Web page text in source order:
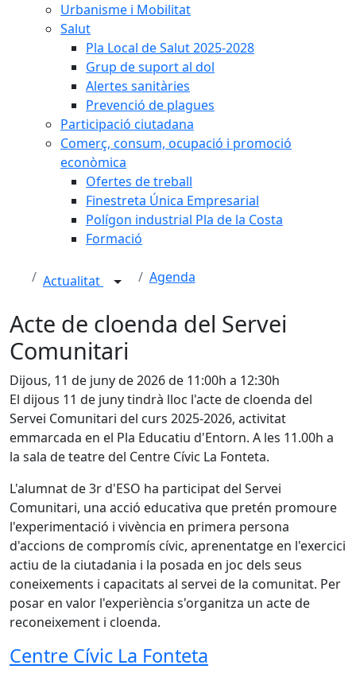
Urbanisme i Mobilitat
Salut
Pla Local de Salut 2025-2028
Grup de suport al dol
Alertes sanitàries
Prevenció de plagues
Participació ciutadana
Comerç, consum, ocupació i promoció
econòmica
Ofertes de treball
Finestreta Única Empresarial
Polígon industrial Pla de la Costa
Formació
Actualitat Agenda
Acte de cloenda del Servei
Comunitari
Dijous, 11 de juny de 2026 de 11:00h a 12:30h
El dijous 11 de juny tindrà lloc l'acte de cloenda del
Servei Comunitari del curs 2025-2026, activitat
emmarcada en el Pla Educatiu d'Entorn. A les 11.00h a
la sala de teatre del Centre Cívic La Fonteta.
L'alumnat de 3r d'ESO ha participat del Servei
Comunitari, una acció educativa que pretén promoure
l'experimentació i vivència en primera persona
d'accions de compromís cívic, aprenentatge en l'exercici
actiu de la ciutadania i la posada en joc dels seus
coneixements i capacitats al servei de la comunitat. Per
posar en valor l'experiència s'organitza un acte de
reconeixement i cloenda.
Centre Cívic La Fonteta